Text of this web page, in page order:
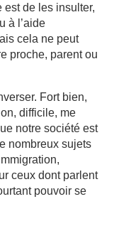
est de les insulter,
à l’aide
cela ne peut
proche, parent ou
Fort bien,
difficile, me
notre société est
nombreux sujets
ceux dont parlent
pouvoir se